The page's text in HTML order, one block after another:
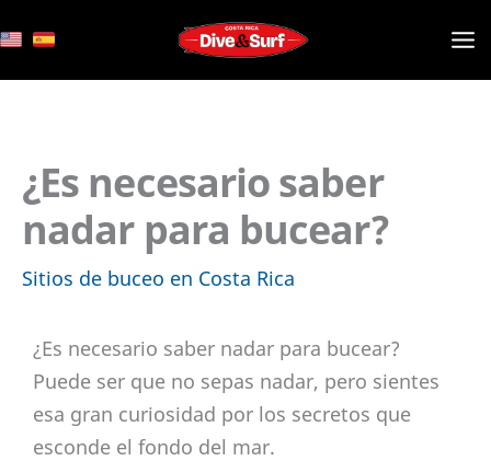
al
contenido
¿Es necesario saber
nadar para bucear?
Sitios de buceo en Costa Rica
¿Es necesario saber nadar para bucear?
Puede ser que no sepas nadar, pero sientes
esa gran curiosidad por los secretos que
esconde el fondo del mar.